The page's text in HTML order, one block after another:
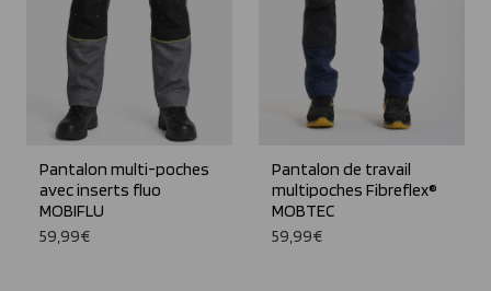
Pantalon multi-poches
avec inserts fluo
MOBIFLU
59,99€
Pantalon de travail
multipoches Fibreflex®
MOBTEC
59,99€